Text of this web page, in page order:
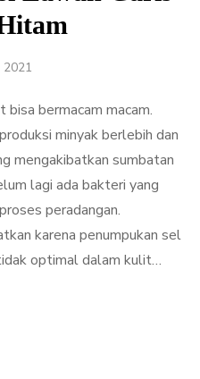
2021
bermacam macam.
minyak berlebih dan
mengakibatkan sumbatan
lagi ada bakteri yang
peradangan.
karena penumpukan sel
optimal dalam kulit…